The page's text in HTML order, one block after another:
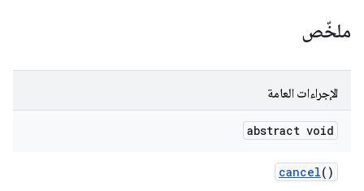
ملخّص
الإجراءات العامة
abstract void
cancel()